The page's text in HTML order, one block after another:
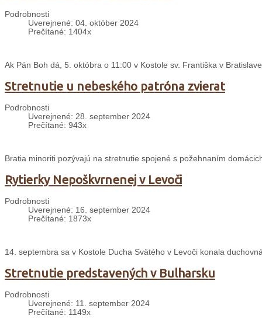
Podrobnosti
Uverejnené: 04. október 2024
Prečítané: 1404x
Ak Pán Boh dá, 5. októbra o 11:00 v Kostole sv. Františka v
Stretnutie u nebeského patróna zvierat
Podrobnosti
Uverejnené: 28. september 2024
Prečítané: 943x
Bratia minoriti pozývajú na stretnutie spojené s požehnaním
Rytierky Nepoškvrnenej v Levoči
Podrobnosti
Uverejnené: 16. september 2024
Prečítané: 1873x
14. septembra sa v Kostole Ducha Svätého v Levoči konala
Stretnutie predstavených v Bulharsku
Podrobnosti
Uverejnené: 11. september 2024
Prečítané: 1149x